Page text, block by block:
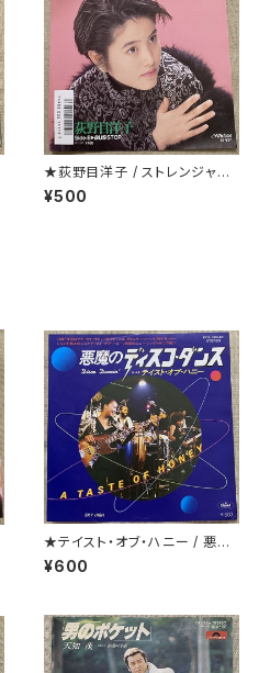
★荻野目洋子 / ストレンジャーt
onight
¥500
★テイスト・オブ・ハニー / 悪魔
のディスコ・ダンス
¥600